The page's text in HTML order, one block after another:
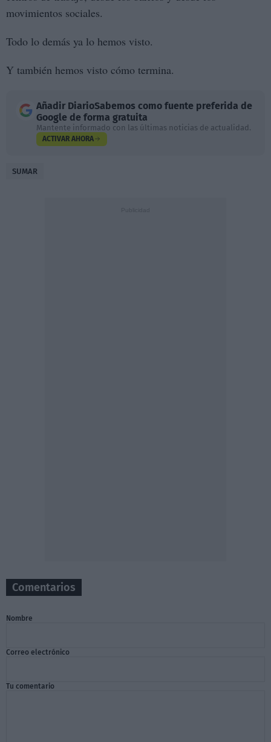
movimientos sociales.
Todo lo demás ya lo hemos visto.
Y también hemos visto cómo termina.
Añadir DiarioSabemos como fuente preferida de
Google de forma gratuita
Mantente informado con las últimas noticias de actualidad.
ACTIVAR AHORA
SUMAR
Comentarios
Nombre
Correo electrónico
Tu comentario